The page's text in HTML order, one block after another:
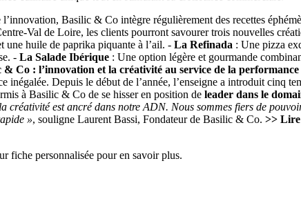
Basilic & Co intègre régulièrement des recettes
Val de Loire, les clients pourront savourer trois nouvelles
une huile de paprika piquante à l’ail. - La Refinada : Une pizza
- La Salade Ibérique : Une option légère et gourmande
& Co : l’innovation et la créativité au service de la performance
inégalée. Depuis le début de l’année, l’enseigne a introduit cinq
à Basilic & Co de se hisser en position de leader dans le
créativité est ancré dans notre ADN. Nous sommes fiers de
», souligne Laurent Bassi, Fondateur de Basilic & Co. >> Lire
fiche personnalisée pour en savoir plus.